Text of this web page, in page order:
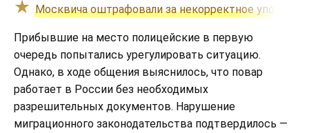
Москвича оштрафовали за некорректное
Прибывшие на место полицейские в первую
очередь попытались урегулировать ситуацию.
Однако, в ходе общения выяснилось, что повар
работает в России без необходимых
разрешительных документов. Нарушение
миграционного законодательства подтвердилось —